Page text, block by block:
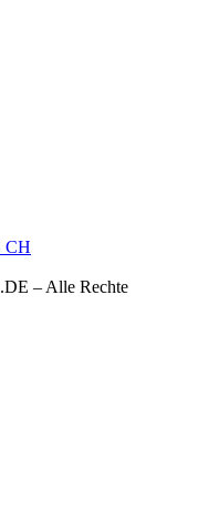
.DE – Alle Rechte